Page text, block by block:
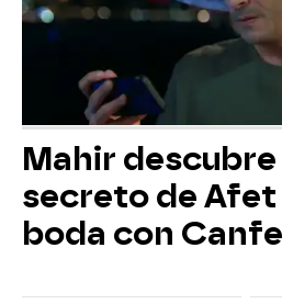
Mahir
secreto de Afet
boda con